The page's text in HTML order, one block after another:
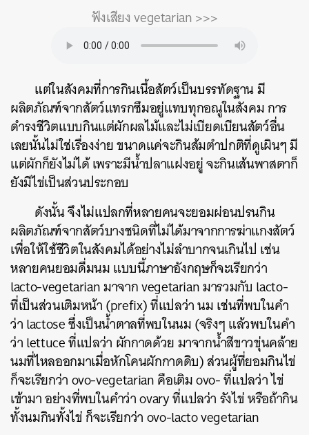
ฟังเสียง vegetarian >>>
แต่ในสังคมที่การกินเนื้อสัตว์เป็นบรรทัดฐาน มี
ผลิตภัณฑ์จากสัตว์แทรกซึมอยู่แทบทุกอณูในสังคม การ
ดำรงชีวิตแบบกินแต่ผักผลไม้และไม่เบียดเบียนสัตว์อื่น
เลยนั้นไม่ใช่เรื่องง่าย ขนาดแค่จะกินส้มตำปกติที่ดูเผินๆ มี
แต่ผักก็ยังไม่ได้ เพราะมีน้ำปลาแฝงอยู่ จะกินเส้นพาสตาก็
ยังมีไข่เป็นส่วนประกอบ
ดังนั้น จึงไม่แปลกที่หลายคนจะยอมผ่อนปรนกิน
ผลิตภัณฑ์จากสัตว์บางชนิดที่ไม่ได้มาจากการฆ่าแกงสัตว์
เพื่อให้ใช้ชีวิตในสังคมได้อย่างไม่ลำบากจนเกินไป เช่น
หลายคนยอมดื่มนม แบบนี้ภาษาอังกฤษก็จะเรียกว่า
lacto-vegetarian มาจาก vegetarian มารวมกับ lacto-
ที่เป็นส่วนเติมหน้า (prefix) ที่แปลว่า นม เช่นที่พบในคำ
ว่า lactose ซึ่งเป็นน้ำตาลที่พบในนม (จริงๆ แล้วพบในคำ
ว่า lettuce ที่แปลว่า ผักกาดด้วย มาจากน้ำสีขาวขุ่นคล้าย
นมที่ไหลออกมาเมื่อหักโคนผักกาดดิบ) ส่วนผู้ที่ยอมกินไข่
ก็จะเรียกว่า ovo-vegetarian คือเติม ovo- ที่แปลว่า ไข่
เข้ามา อย่างที่พบในคำว่า ovary ที่แปลว่า รังไข่ หรือถ้ากิน
ทั้งนมกินทั้งไข่ ก็จะเรียกว่า ovo-lacto vegetarian